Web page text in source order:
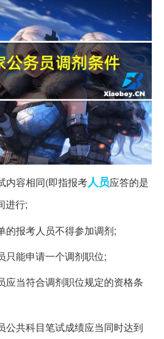
内容相同(即指报考人员应答的是
进行;
的报考人员不得参加调剂;
只能申请一个调剂职位;
应当符合调剂职位规定的资格条
公共科目笔试成绩应当同时达到